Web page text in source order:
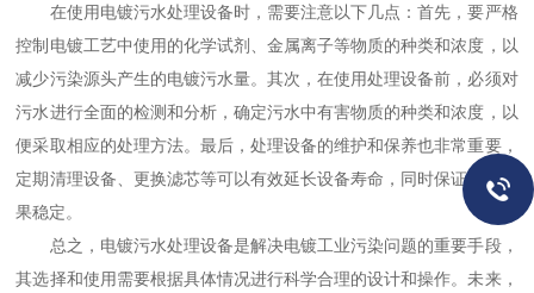
在使用电镀污水处理设备时，需要注意以下几点：首先，要严格
控制电镀工艺中使用的化学试剂、金属离子等物质的种类和浓度，以
减少污染源头产生的电镀污水量。其次，在使用处理设备前，必须对
污水进行全面的检测和分析，确定污水中有害物质的种类和浓度，以
便采取相应的处理方法。最后，处理设备的维护和保养也非常重要，
定期清理设备、更换滤芯等可以有效延长设备寿命，同时保证处理效
果稳定。
总之，电镀污水处理设备是解决电镀工业污染问题的重要手段，
其选择和使用需要根据具体情况进行科学合理的设计和操作。未来，